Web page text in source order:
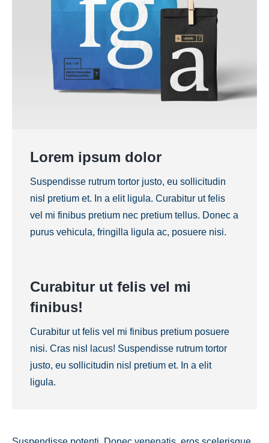
Lorem ipsum dolor
Suspendisse rutrum tortor justo, eu sollicitudin
nisl pretium et. In a elit ligula. Curabitur ut felis
vel mi finibus pretium nec pretium tellus. Donec a
purus vehicula, fringilla ligula ac, posuere nisi.
Curabitur ut felis vel mi
finibus!
Curabitur ut felis vel mi finibus pretium posuere
nisi. Cras nisl lacus! Suspendisse rutrum tortor
justo, eu sollicitudin nisl pretium et. In a elit
ligula.